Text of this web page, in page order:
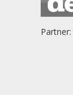
Partner: